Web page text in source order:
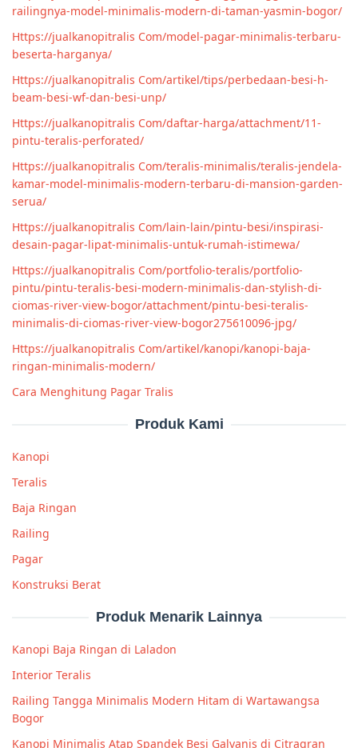
railingnya-model-minimalis-modern-di-taman-yasmin-bogor/
Https://jualkanopitralis Com/model-pagar-minimalis-terbaru-
beserta-harganya/
Https://jualkanopitralis Com/artikel/tips/perbedaan-besi-h-
beam-besi-wf-dan-besi-unp/
Https://jualkanopitralis Com/daftar-harga/attachment/11-
pintu-teralis-perforated/
Https://jualkanopitralis Com/teralis-minimalis/teralis-jendela-
kamar-model-minimalis-modern-terbaru-di-mansion-garden-
serua/
Https://jualkanopitralis Com/lain-lain/pintu-besi/inspirasi-
desain-pagar-lipat-minimalis-untuk-rumah-istimewa/
Https://jualkanopitralis Com/portfolio-teralis/portfolio-
pintu/pintu-teralis-besi-modern-minimalis-dan-stylish-di-
ciomas-river-view-bogor/attachment/pintu-besi-teralis-
minimalis-di-ciomas-river-view-bogor275610096-jpg/
Https://jualkanopitralis Com/artikel/kanopi/kanopi-baja-
ringan-minimalis-modern/
Cara Menghitung Pagar Tralis
Produk Kami
Kanopi
Teralis
Baja Ringan
Railing
Pagar
Konstruksi Berat
Produk Menarik Lainnya
Kanopi Baja Ringan di Laladon
Interior Teralis
Railing Tangga Minimalis Modern Hitam di Wartawangsa
Bogor
Kanopi Minimalis Atap Spandek Besi Galvanis di Citragran